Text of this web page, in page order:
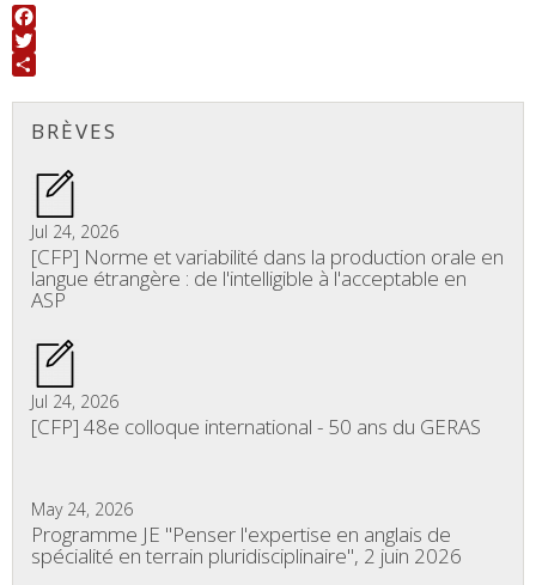
Facebook
Twitter
BRÈVES
Jul 24, 2026
[CFP] Norme et variabilité dans la production orale en
langue étrangère : de l'intelligible à l'acceptable en
ASP
Jul 24, 2026
[CFP] 48e colloque international - 50 ans du GERAS
May 24, 2026
Programme JE "Penser l'expertise en anglais de
spécialité en terrain pluridisciplinaire", 2 juin 2026